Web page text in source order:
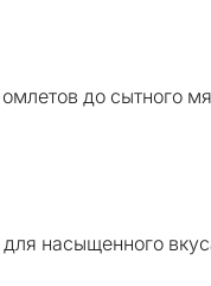
до сытного
насыщенного